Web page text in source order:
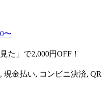
〜
た」で2,000円OFF！
現金払い, コンビニ決済, QR